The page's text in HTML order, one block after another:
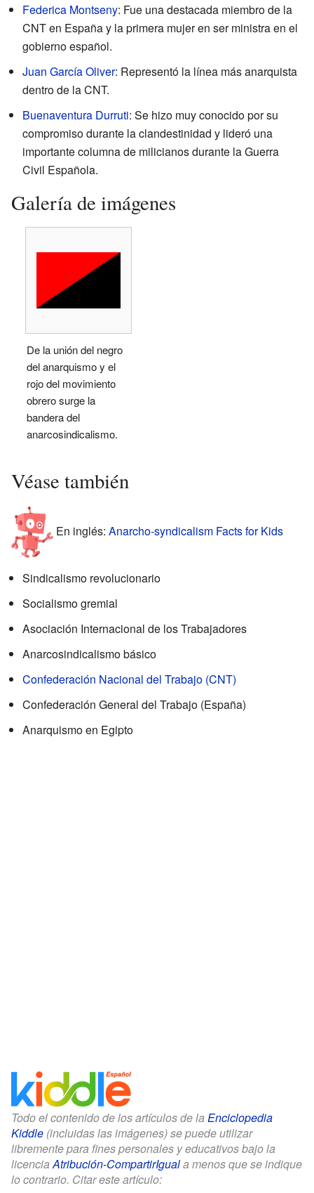
Federica Montseny: Fue una destacada miembro de la
CNT en España y la primera mujer en ser ministra en el
gobierno español.
Juan García Oliver: Representó la línea más anarquista
dentro de la CNT.
Buenaventura Durruti: Se hizo muy conocido por su
compromiso durante la clandestinidad y lideró una
importante columna de milicianos durante la Guerra
Civil Española.
Galería de imágenes
De la unión del negro
del anarquismo y el
rojo del movimiento
obrero surge la
bandera del
anarcosindicalismo.
Véase también
En inglés: Anarcho-syndicalism Facts for Kids
Sindicalismo revolucionario
Socialismo gremial
Asociación Internacional de los Trabajadores
Anarcosindicalismo básico
Confederación Nacional del Trabajo (CNT)
Confederación General del Trabajo (España)
Anarquismo en Egipto
Todo el contenido de los artículos de la Enciclopedia
Kiddle (incluidas las imágenes) se puede utilizar
libremente para fines personales y educativos bajo la
licenciaAtribución-CompartirIguala menos que se indique
lo contrario. Citar este artículo: